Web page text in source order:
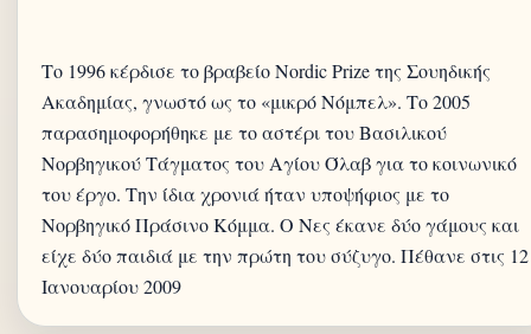
Το 1996 κέρδισε το βραβείο Nordic Prize της Σουηδικής
Ακαδημίας, γνωστό ως το «μικρό Νόμπελ». Το 2005
παρασημοφορήθηκε με το αστέρι του Βασιλικού
Νορβηγικού Τάγματος του Αγίου Όλαβ για το κοινωνικό
του έργο. Την ίδια χρονιά ήταν υποψήφιος με το
Νορβηγικό Πράσινο Κόμμα. Ο Νες έκανε δύο γάμους και
είχε δύο παιδιά με την πρώτη του σύζυγο. Πέθανε στις 12